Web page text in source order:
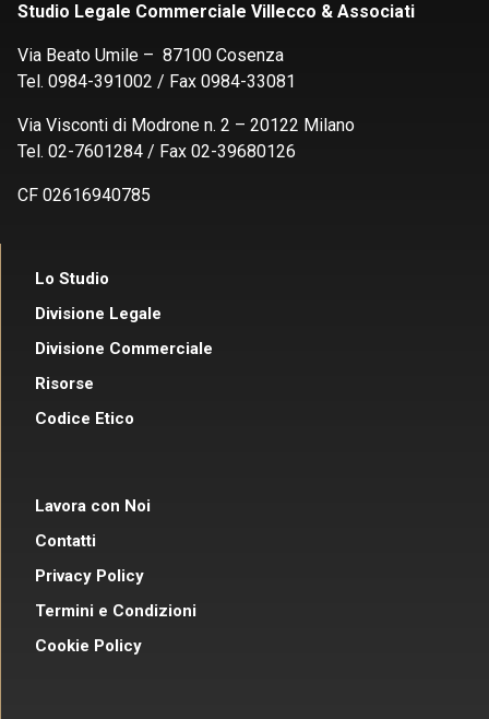
Studio Legale Commerciale Villecco & Associati
Via Beato Umile – 87100 Cosenza
Tel. 0984-391002 / Fax 0984-33081
Via Visconti di Modrone n. 2 – 20122 Milano
Tel. 02-7601284 / Fax 02-39680126
CF 02616940785
Lo Studio
Divisione Legale
Divisione Commerciale
Risorse
Codice Etico
Lavora con Noi
Contatti
Privacy Policy
Termini e Condizioni
Cookie Policy